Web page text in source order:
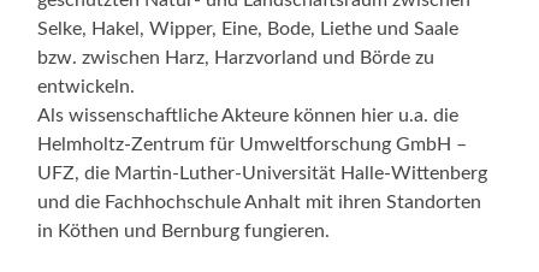
Selke, Hakel, Wipper, Eine, Bode, Liethe und Saale
bzw. zwischen Harz, Harzvorland und Börde zu
entwickeln.
Als wissenschaftliche Akteure können hier u.a. die
Helmholtz-Zentrum für Umweltforschung GmbH –
UFZ, die Martin-Luther-Universität Halle-Wittenberg
und die Fachhochschule Anhalt mit ihren Standorten
in Köthen und Bernburg fungieren.